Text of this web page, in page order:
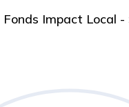
Fonds Impact Local